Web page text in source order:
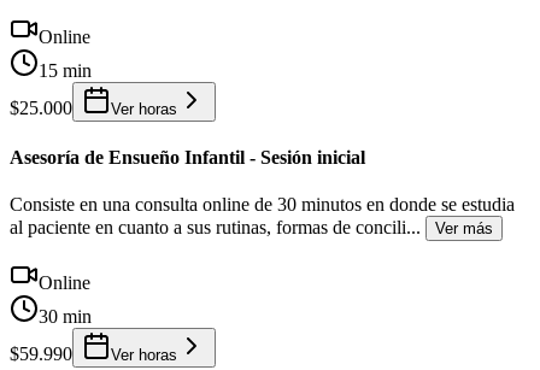
Online
15 min
$25.000
Ver horas
Asesoría de Ensueño Infantil - Sesión inicial
Consiste en una consulta online de 30 minutos en donde se estudia
al paciente en cuanto a sus rutinas, formas de concili... Ver más
Online
30 min
$59.990
Ver horas